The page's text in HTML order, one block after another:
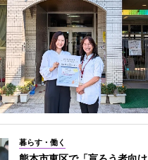
暮らす・働く